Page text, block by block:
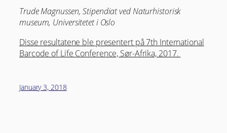
Trude Magnussen, Stipendiat ved Naturhistorisk
museum, Universitetet i Oslo
Disse resultatene ble presentert på 7th International
Barcode of Life Conference, Sør-Afrika, 2017.
January 3, 2018